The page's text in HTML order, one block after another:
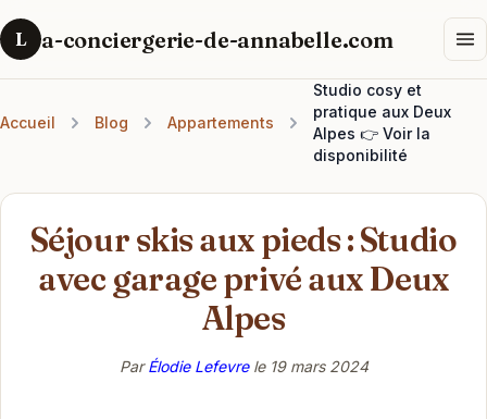
L a-conciergerie-de-annabelle.com
Accueil Blog Appartements
Studio cosy et
pratique aux Deux
Alpes 👉 Voir la
disponibilité
Séjour skis aux pieds : Studio
avec garage privé aux Deux
Alpes
ParÉlodie Lefevrele 19 mars 2024